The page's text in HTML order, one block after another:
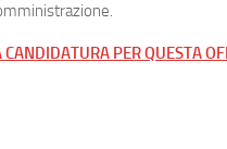
PER QUESTA